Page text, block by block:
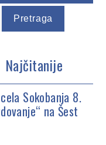
Najčitanije
cela Sokobanja 8.
na Šest